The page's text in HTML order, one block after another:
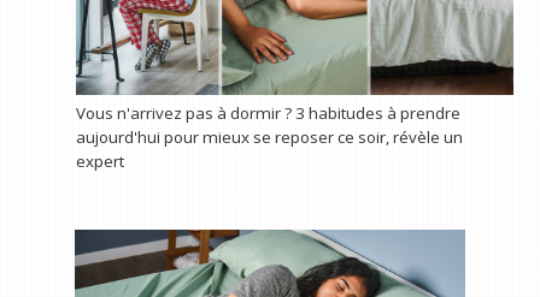
Vous n'arrivez pas à dormir ? 3 habitudes à prendre
aujourd'hui pour mieux se reposer ce soir, révèle un
expert